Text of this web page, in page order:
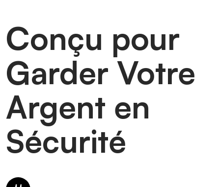
Conçu pour
Garder Votre
Argent en
Sécurité